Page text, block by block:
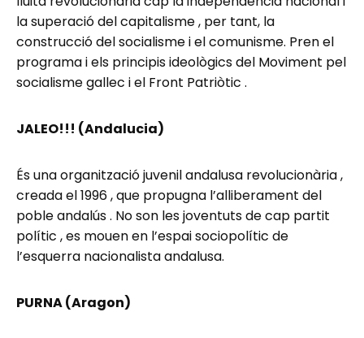
la superació del capitalisme , per tant, la
construcció del socialisme i el comunisme. Pren el
programa i els principis ideològics del Moviment pel
socialisme gallec i el Front Patriòtic .
JALEO!!! (Andalucia)
És una organització juvenil andalusa revolucionària ,
creada el 1996 , que propugna l’alliberament del
poble andalús . No son les joventuts de cap partit
polític , es mouen en l’espai sociopolític de
l’esquerra nacionalista andalusa.
PURNA (Aragon)